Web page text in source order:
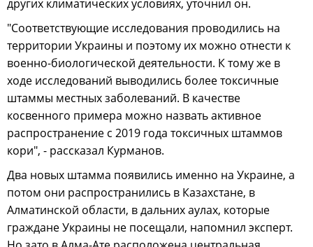
других климатических условиях, уточнил он.
"Соответствующие исследования проводились на
территории Украины и поэтому их можно отнести к
военно-биологической деятельности. К тому же в
ходе исследований выводились более токсичные
штаммы местных заболеваний. В качестве
косвенного примера можно назвать активное
распространение с 2019 года токсичных штаммов
кори", - рассказал Курманов.
Два новых штамма появились именно на Украине, а
потом они распространились в Казахстане, в
Алматинской области, в дальних аулах, которые
граждане Украины не посещали, напомнил эксперт.